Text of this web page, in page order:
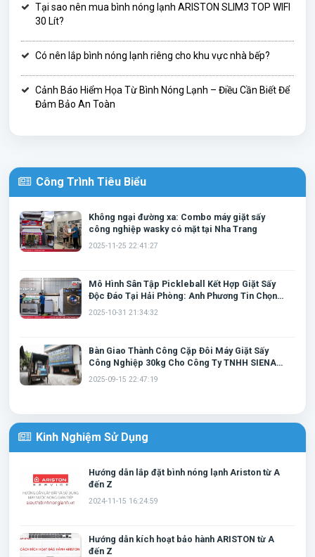
Tại sao nên mua bình nóng lạnh ARISTON SLIM3 TOP WIFI
30 Lít?
Có nên lắp bình nóng lạnh riêng cho khu vực nhà bếp?
Cảnh Báo Hiểm Họa Từ Bình Nóng Lạnh – Điều Cần Biết Để
Đảm Bảo An Toàn
Công Trình Tiêu Biểu
Không ngại đường xa: Combo máy giặt sấy
công nghiệp wasky có mặt tại Nha Trang
2025-11-25 22:41:27
Mô Hình Sân Tập Pickleball Kết Hợp Giặt Sấy
Độc Đáo Tại Hải Phòng: Anh Phương Tin Chọn
Cặp Đôi Máy Giặt Wasky
2025-10-31 21:34:32
Bàn Giao Thành Công Cặp Đôi Máy Giặt Sấy
Công Nghiệp 30kg Cho Công Ty TNHH SIENA
Tại Thái Nguyên
2025-09-15 22:47:19
Kinh Nghiệm Sử Dụng
Hướng dẫn lắp đặt bình nóng lạnh Ariston từ A
đến Z
2024-11-15 16:24:59
Hướng dẫn kích hoạt bảo hành ARISTON từ A
đến Z